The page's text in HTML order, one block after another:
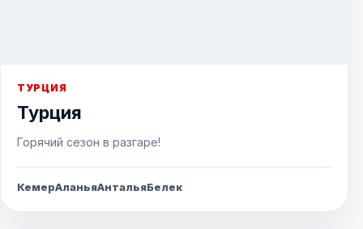
ТУРЦИЯ
Турция
Горячий сезон в разгаре!
КемерАланьяАнтальяБелек